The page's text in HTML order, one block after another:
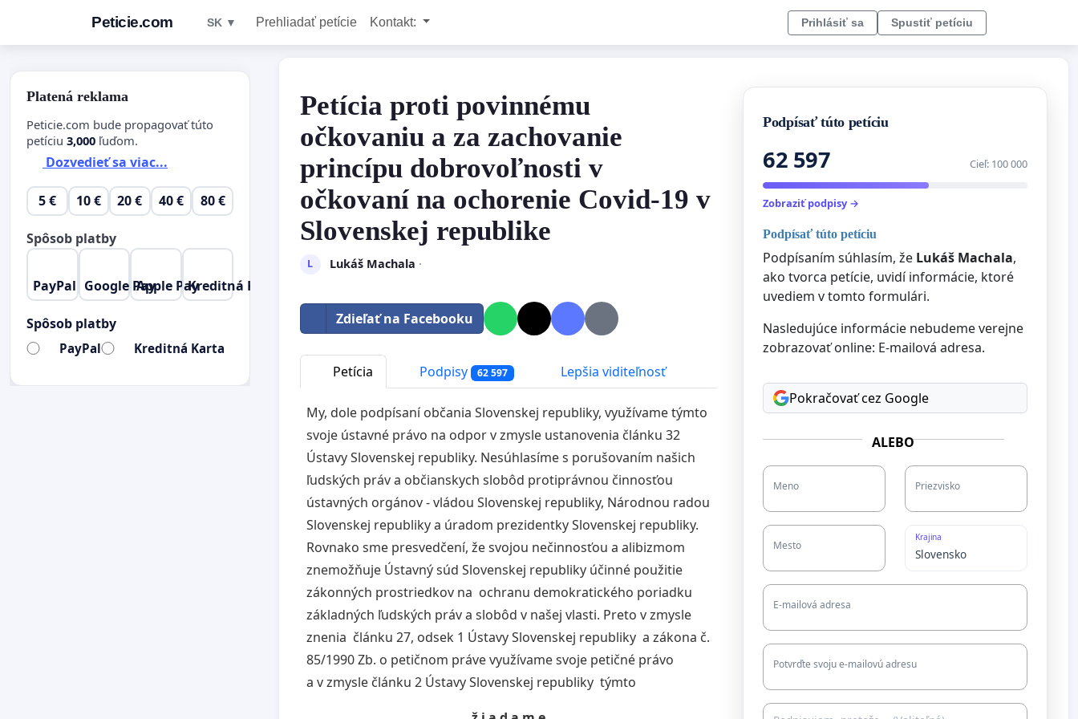
Peticie.com SK ▼ Prehliadať petície Kontakt: Prihlásiť sa Spustiť petíciu
Petícia proti povinnému
očkovaniu a za zachovanie
princípu dobrovoľnosti v
očkovaní na ochorenie Covid-19 v
Slovenskej republike
L Lukáš Machala ·
Zdieľať na Facebooku
Petícia Podpisy 62 597 Lepšia viditeľnosť
My, dole podpísaní občania Slovenskej republiky, využívame týmto
svoje ústavné právo na odpor v zmysle ustanovenia článku 32
Ústavy Slovenskej republiky. Nesúhlasíme s porušovaním našich
ľudských práv a občianskych slobôd protiprávnou činnosťou
ústavných orgánov - vládou Slovenskej republiky, Národnou radou
Slovenskej republiky a úradom prezidentky Slovenskej republiky.
Rovnako sme presvedčení, že svojou nečinnosťou a alibizmom
znemožňuje Ústavný súd Slovenskej republiky účinné použitie
zákonných prostriedkov na ochranu demokratického poriadku
základných ľudských práv a slobôd v našej vlasti. Preto v zmysle
znenia článku 27, odsek 1 Ústavy Slovenskej republiky a zákona č.
85/1990 Zb. o petičnom práve využívame svoje petičné právo
a v zmysle článku 2 Ústavy Slovenskej republiky týmto
Podpísať túto petíciu
62 597 Cieľ: 100 000
Zobraziť podpisy →
Podpísať túto petíciu
Podpísaním súhlasím, že Lukáš Machala,
ako tvorca petície, uvidí informácie, ktoré
uvediem v tomto formulári.
Nasledujúce informácie nebudeme verejne
zobrazovať online: E-mailová adresa.
Pokračovať cez Google
ALEBO
Meno Priezvisko
Mesto
Krajina
E-mailová adresa
Potvrďte svoju e-mailovú adresu
Platená reklama
Peticie.com bude propagovať túto
petíciu 3,000 ľuďom.
Dozvedieť sa viac...
5 € 10 € 20 € 40 € 80 €
Spôsob platby
PayPal Google PayApple PayKreditná Karta
Spôsob platby
PayPal Kreditná Karta